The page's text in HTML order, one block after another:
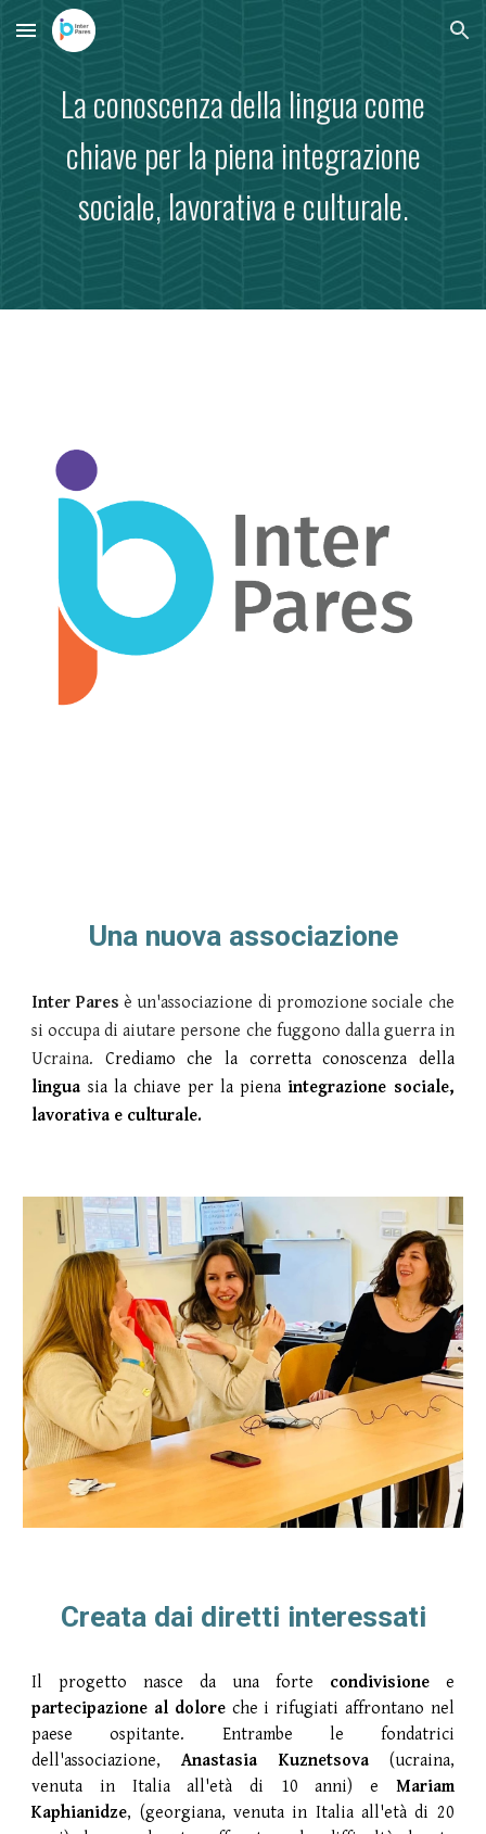
Skip to main content Skip to navigation
La conoscenza dellalinguacome
chiave per la pienaintegrazione
sociale,lavorativa e culturale.
Una nuova associazione
Inter Paresè un'associazione di promozione sociale che
si occupa di aiutare persone che fuggono dalla guerra in
Ucraina. Crediamo che la correttaconoscenza della
lingua sia la chiave per la piena integrazione sociale,
lavorativa e culturale.
Creata dai diretti interessati
Il progetto nasce da una forte condivisionee
partecipazione al doloreche i rifugiati affrontano nel
paese ospitante. Entrambe le fondatrici
dell'associazione,Anastasia Kuznetsova(ucraina,
venuta in Italia all'età di 10 anni) e Mariam
Kaphianidze, (georgiana, venuta in Italia all'età di 20